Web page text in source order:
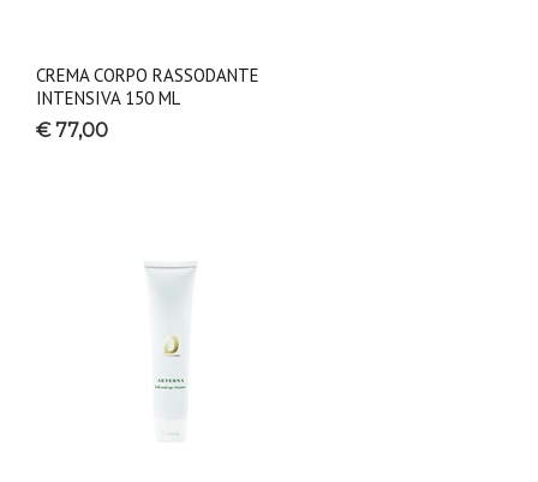
CREMA CORPO RASSODANTE
INTENSIVA 150 ML
€ 77,00